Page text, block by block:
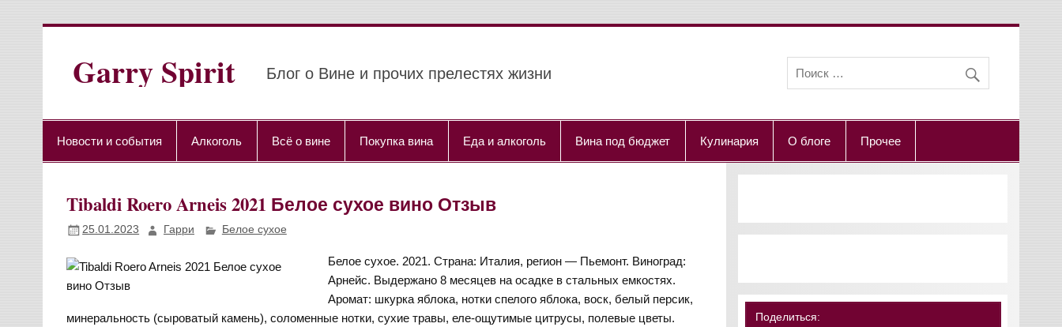
Перейти
Garry Spirit Блог о Вине и прочих прелестях жизни
Новости и события Алкоголь Всё о вине Покупка вина Еда и алкоголь Вина под бюджет Кулинария О блоге Прочее
Tibaldi Roero Arneis 2021 Белое сухое вино Отзыв
25.01.2023 Гарри Белое сухое
Белое сухое. 2021. Страна: Италия, регион — Пьемонт. Виноград:
Арнейс. Выдержано 8 месяцев на осадке в стальных емкостях.
Аромат: шкурка яблока, нотки спелого яблока, воск, белый персик,
минеральность (сыроватый камень), соломенные нотки, сухие травы, еле-ощутимые цитрусы, полевые цветы.
Поделиться: